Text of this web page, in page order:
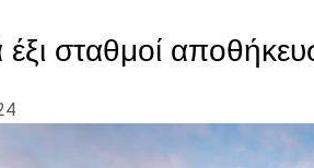
σταθμοί